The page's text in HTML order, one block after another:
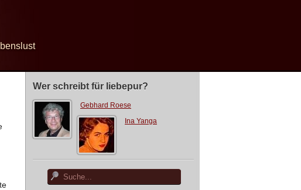
Wer schreibt für liebepur?
Gebhard Roese
Ina Yanga